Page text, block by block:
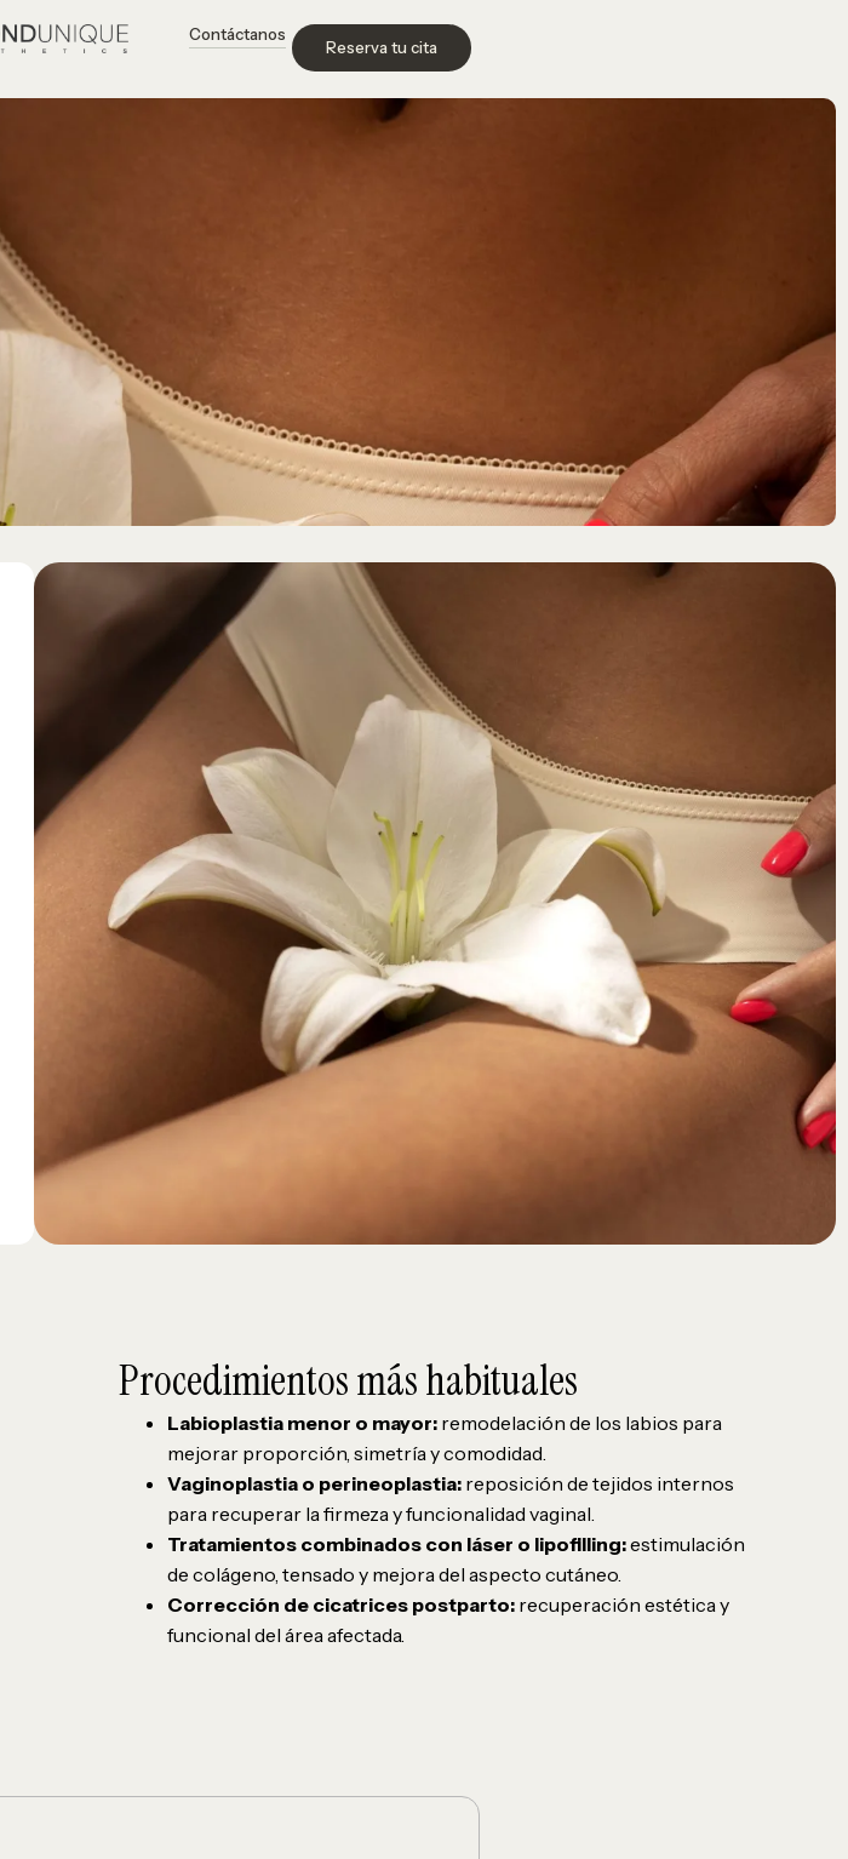
Contáctanos
Reserva tu cita
Labioplastia menor o mayor: remodelación de los labios para
mejorar proporción, simetría y comodidad.
Vaginoplastia o perineoplastia: reposición de tejidos internos
para recuperar la firmeza y funcionalidad vaginal.
Tratamientos combinados con láser o lipofilling:estimulación
de colágeno, tensado y mejora del aspecto cutáneo.
Corrección de cicatrices postparto: recuperación estética y
funcional del área afectada.
Procedimientos más habituales